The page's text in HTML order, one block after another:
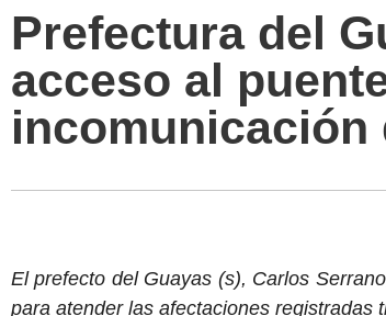
Prefectura del
acceso al
incomunicación
El prefecto del Guayas (s), Carlos
para atender las afectaciones registradas